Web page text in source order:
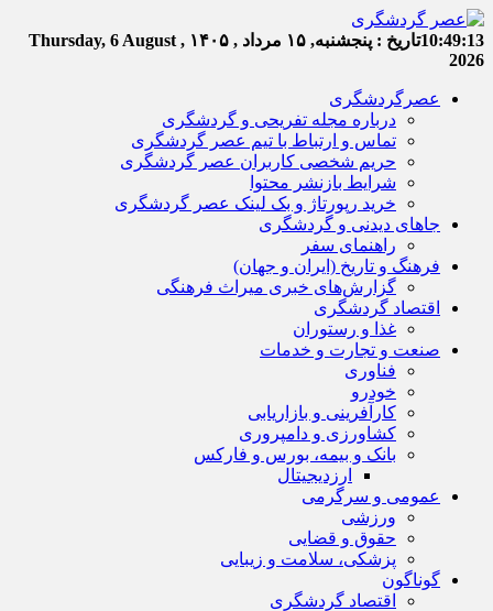
10:49:14تاریخ : پنجشنبه, ۱۵ مرداد , ۱۴۰۵
Thursday, 6 August ,
2026
عصرگردشگری
درباره مجله تفریحی و گردشگری
تماس و ارتباط با تیم عصر گردشگری
حریم شخصی کاربران عصر گردشگری
شرایط بازنشر محتوا
خرید رپورتاژ و بک لینک عصر گردشگری
جاهای دیدنی و گردشگری
راهنمای سفر
فرهنگ و تاریخ (ایران و جهان)
گزارش‌های خبری میراث فرهنگی
اقتصاد گردشگری
غذا و رستوران
صنعت و تجارت و خدمات
فناوری
خودرو
کارآفرینی و بازاریابی
کشاورزی و دامپروری
بانک و بیمه، بورس و فارکس
ارزدیجیتال
عمومی و سرگرمی
ورزشی
حقوق و قضایی
پزشکی، سلامت و زیبایی
گوناگون
اقتصاد گردشگری